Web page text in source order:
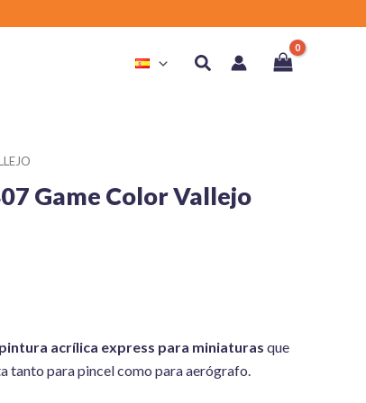
Buscar
Game Color Vallejo
pintura acrílica express para miniaturas que
tanto para pincel como para aerógrafo.